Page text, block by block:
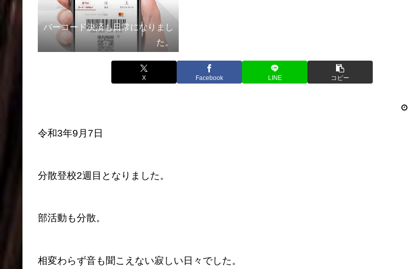
バーコード決済も日常になりまし
た。
X Facebook LINE コピー
令和3年9月7日
分散登校2週目となりました。
部活動も分散。
相変わらず音も聞こえない寂しい日々でした。